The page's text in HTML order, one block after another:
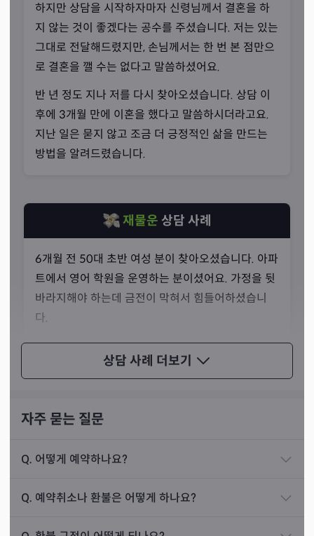
“제대로 된 답을 알려드리겠습니다.”
누구나 살아가다 보면 삶이 뜻대로 되지 않는 순간을 겪게
됩니다. 자신의 힘으로 무언가를 해결할 수 없고 원인 모를
선생님께서는 모든 선택의 순간에서 명확한 답을 줄 수 있
갈림길에 섰을 때마다 바로바로 제대로 된 길을 알려주는
상담 사례 더보기
하지만 상담을 시작하자마자 신령님께서 결혼을 하
지 않는 것이 좋겠다는 공수를 주셨습니다. 저는 있는
그대로 전달해드렸지만, 손님께서는 한 번 본 점만으
로 결혼을 깰 수는 없다고 말씀하셨어요.
반 년 정도 지나 저를 다시 찾아오셨습니다. 상담 이
후에 3개월 만에 이혼을 했다고 말씀하시더라고요.
지난 일은 묻지 않고 조금 더 긍정적인 삶을 만드는
방법을 알려드렸습니다.
재물운 상담 사례
6개월 전 50대 초반 여성 분이 찾아오셨습니다. 아파
트에서 영어 학원을 운영하는 분이셨어요. 가정을 뒷
바라지해야 하는데 금전이 막혀서 힘들어하셨습니
다.
점사를 보니 영어 학원을 상가로 옮겨야 된다는 결과
가 나왔어요. 어디로 가야 하는지 짚어 드리며 막혀
말을 믿어 주셨어요.
두 달쯤 지나 손님께서는 지인의 도움을 받아 상가에
하며 원하는 삶을 살아가고 계십니다.
자주 묻는 질문
Q. 어떻게 예약하나요?
Q. 예약취소나 환불은 어떻게 하나요?